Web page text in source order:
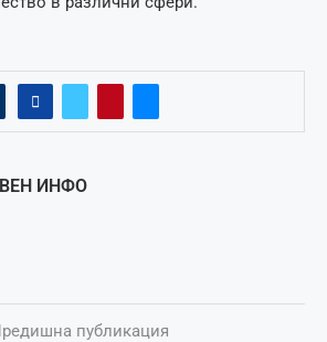
ИНФО
публикация